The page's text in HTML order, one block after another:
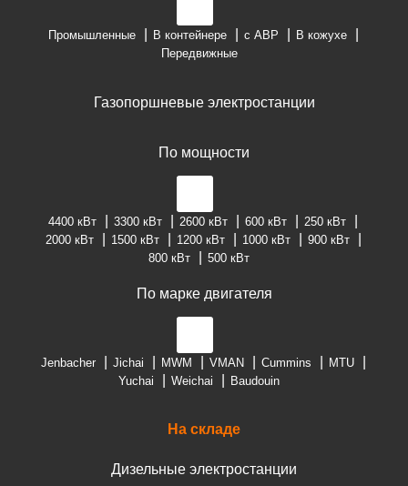
Промышленные В контейнере с АВР
В кожухе
Передвижные
Газопоршневые электростанции
По мощности
4400 кВт 3300 кВт 2600 кВт 600 кВт
250 кВт
2000 кВт
1500 кВт 1200 кВт 1000 кВт
900 кВт
800 кВт
500 кВт
По марке двигателя
Jenbacher Jichai MWM VMAN Cummins
MTU
Yuchai
Weichai Baudouin
На складе
Дизельные электростанции